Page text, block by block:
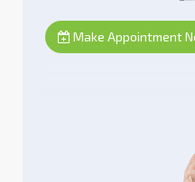
Make Appointment